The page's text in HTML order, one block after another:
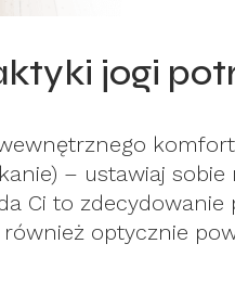
jogi
– ustawiaj
Ci to zdecydowanie
optycznie